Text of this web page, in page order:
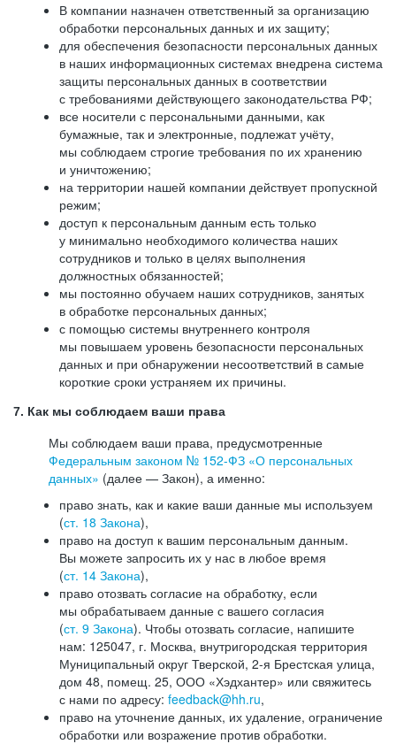
В компании назначен ответственный за организацию
обработки персональных данных и их защиту;
для обеспечения безопасности персональных данных
в наших информационных системах внедрена система
защиты персональных данных в соответствии
с требованиями действующего законодательства РФ;
все носители с персональными данными, как
бумажные, так и электронные, подлежат учёту,
мы соблюдаем строгие требования по их хранению
и уничтожению;
на территории нашей компании действует пропускной
режим;
доступ к персональным данным есть только
у минимально необходимого количества наших
сотрудников и только в целях выполнения
должностных обязанностей;
мы постоянно обучаем наших сотрудников, занятых
в обработке персональных данных;
с помощью системы внутреннего контроля
мы повышаем уровень безопасности персональных
данных и при обнаружении несоответствий в самые
короткие сроки устраняем их причины.
7. Как мы соблюдаем ваши права
Мы соблюдаем ваши права, предусмотренные
Федеральным законом № 152-ФЗ «О персональных
данных» (далее — Закон), а именно:
право знать, как и какие ваши данные мы используем
(ст. 18 Закона),
право на доступ к вашим персональным данным.
Вы можете запросить их у нас в любое время
(ст. 14 Закона),
право отозвать согласие на обработку, если
мы обрабатываем данные с вашего согласия
(ст. 9 Закона). Чтобы отозвать согласие, напишите
нам: 125047, г. Москва, внутригородская территория
Муниципальный округ Тверской, 2-я Брестская улица,
дом 48, помещ. 25, ООО «Хэдхантер» или свяжитесь
с нами по адресу: feedback@hh.ru,
право на уточнение данных, их удаление, ограничение
обработки или возражение против обработки.